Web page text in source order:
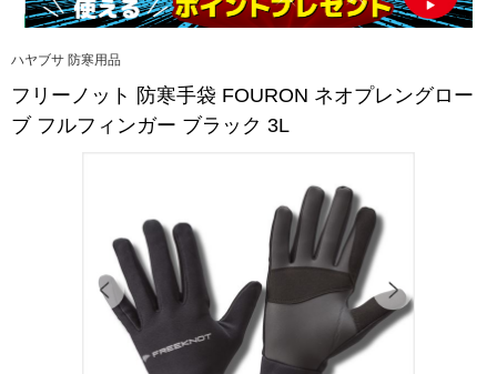
ハヤブサ 防寒用品
フリーノット 防寒手袋 FOURON ネオプレングロー
ブ フルフィンガー ブラック 3L